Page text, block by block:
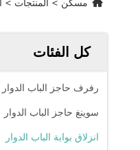
مسكن > المنتجات >
كل الفئات
رفرف حاجز الباب الدوار
سوينغ حاجز الباب الدوار
انزلاق بوابة الباب الدوار